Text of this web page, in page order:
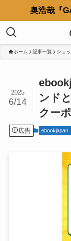
奥浩哉『
ホーム 記事一覧 ショ
ンド
クー
2025
6/14
広告 ebookjapan